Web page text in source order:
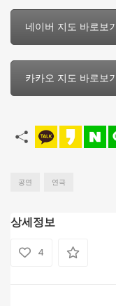
네이버 지도 바로보
카카오 지도 바로보
공연 연극
상세정보
4